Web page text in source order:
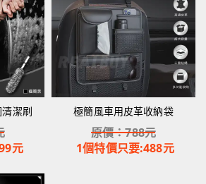
潔刷
元
極簡風車用皮革收納袋
原價：788元
1個特價只要:488元